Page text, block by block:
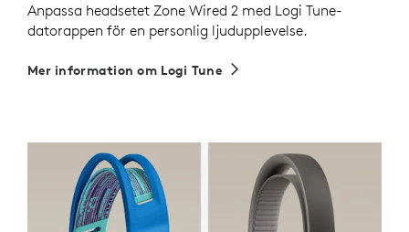
Anpassa headsetet Zone Wired 2 med Logi Tune-
datorappen för en personlig ljudupplevelse.
Mer information om Logi Tune